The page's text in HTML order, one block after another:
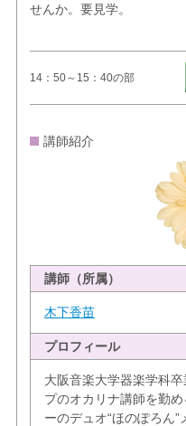
せんか。要見学。
14：50～15：40の部
講師紹介
講師（所属）
木下香苗
プロフィール
大阪音楽大学器楽学科
プのオカリナ講師を勤
ーのデュオ“ほのぽろん”